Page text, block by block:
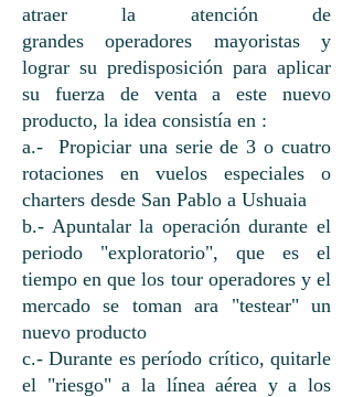
atraer la atención de
grandes operadores mayoristas y
lograr su predisposición para aplicar
su fuerza de venta a este nuevo
producto, la idea consistía en :
a.- Propiciar una serie de 3 o cuatro
rotaciones en vuelos especiales o
charters desde San Pablo a Ushuaia
b.- Apuntalar la operación durante el
periodo "exploratorio", que es el
tiempo en que los tour operadores y el
mercado se toman ara "testear" un
nuevo producto
c.- Durante es período crítico, quitarle
el "riesgo" a la línea aérea y a los